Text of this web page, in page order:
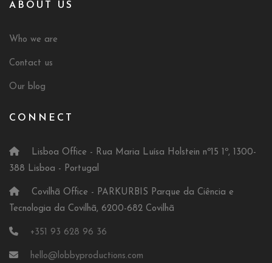
ABOUT US
Who we are
Contact us
Our blog
CONNECT
Lisboa Office - Rua Maria Luísa Holstein nº15 1º, 1300-
388 Lisboa - Portugal
Covilhã Office - PARKURBIS Parque da Ciência e
Tecnologia da Covilhã, 6200-682 Covilhã
+351 93 628 96 36
hello@lobbyproductions.com